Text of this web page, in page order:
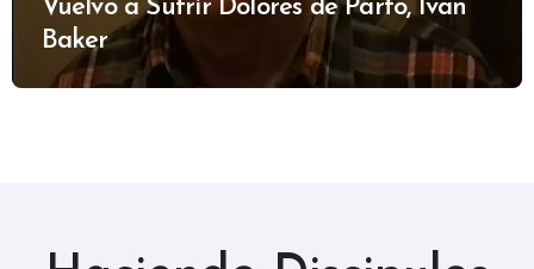
Vuelvo a Sufrir Dolores de Parto, Ivan
Baker